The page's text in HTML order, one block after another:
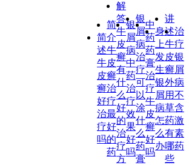
简
述
牛
皮
癣
好
治
疗
吗
简
介
牛
皮
癣
治
疗
最
好
的
药
解
答
牛
皮
癣
有
什
么
好
的
治
疗
方
银
屑
病
中
药
治
疗
效
果
好
吗
银
屑
病
治
疗
可
以
涂
什
么
药
膏
中
药
药
膏
治
疗
牛
皮
癣
好
吗
身
上
发
生
银
屑
病
怎
么
办
讲
述
牛
皮
癣
外
用
草
药
有
哪
些
治
疗
银
屑
病
不
含
激
素
药